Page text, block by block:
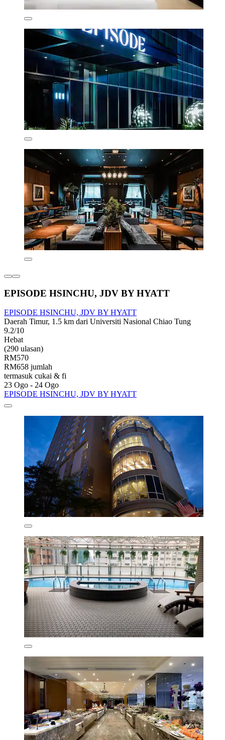
EPISODE HSINCHU, JDV BY HYATT
EPISODE HSINCHU, JDV BY HYATT
Daerah Timur, 1.5 km dari Universiti Nasional Chiao Tung
9.2/10
Hebat
(290 ulasan)
RM570
RM658 jumlah
termasuk cukai & fi
23 Ogo - 24 Ogo
EPISODE HSINCHU, JDV BY HYATT